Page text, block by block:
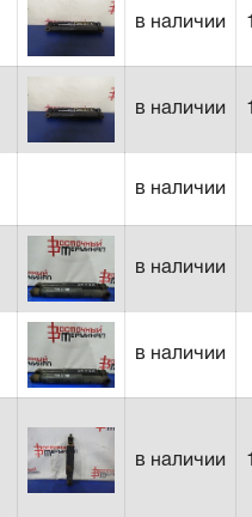
в наличии
в наличии
в наличии
в наличии
в наличии
в наличии